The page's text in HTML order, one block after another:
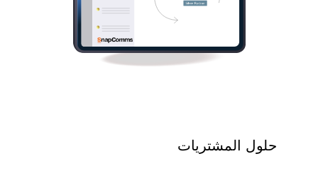
حلول المشتريات